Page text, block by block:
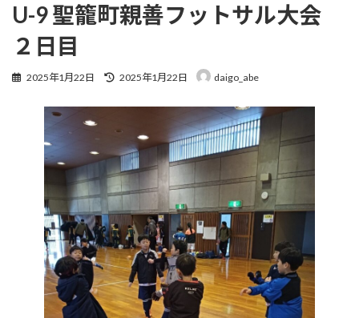
U-9 聖籠町親善フットサル大会
２日目
2025年1月22日
最
日
時
:
2025年1月22日 daigo_abe